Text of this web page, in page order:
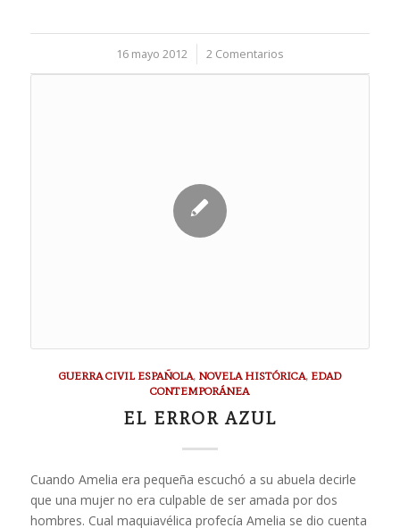
16 mayo 2012
/ 2 Comentarios
GUERRA CIVIL ESPAÑOLA, NOVELA HISTÓRICA, EDAD
CONTEMPORÁNEA
EL ERROR AZUL
Cuando Amelia era pequeña escuchó a su abuela decirle
que una mujer no era culpable de ser amada por dos
hombres. Cual maquiavélica profecía Amelia se dio cuenta